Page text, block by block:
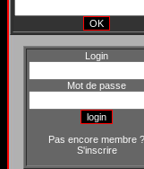
Login
Mot de passe
Pas encore membre ?
S'inscrire